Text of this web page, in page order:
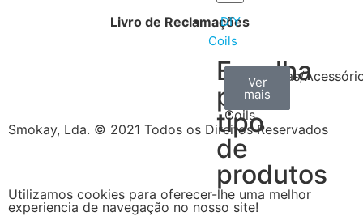
DIY
Coils
Escolha
por
tipo
de
produtos
Arame
Coils
Ver
mais
Algodão
Ver
mais
Ferramentas/
Ver
mais
Livro de Reclamações
Smokay, Lda. © 2021 Todos os Direitos Reservados
Utilizamos cookies para oferecer-lhe uma melhor
experiencia de navegação no nosso site!